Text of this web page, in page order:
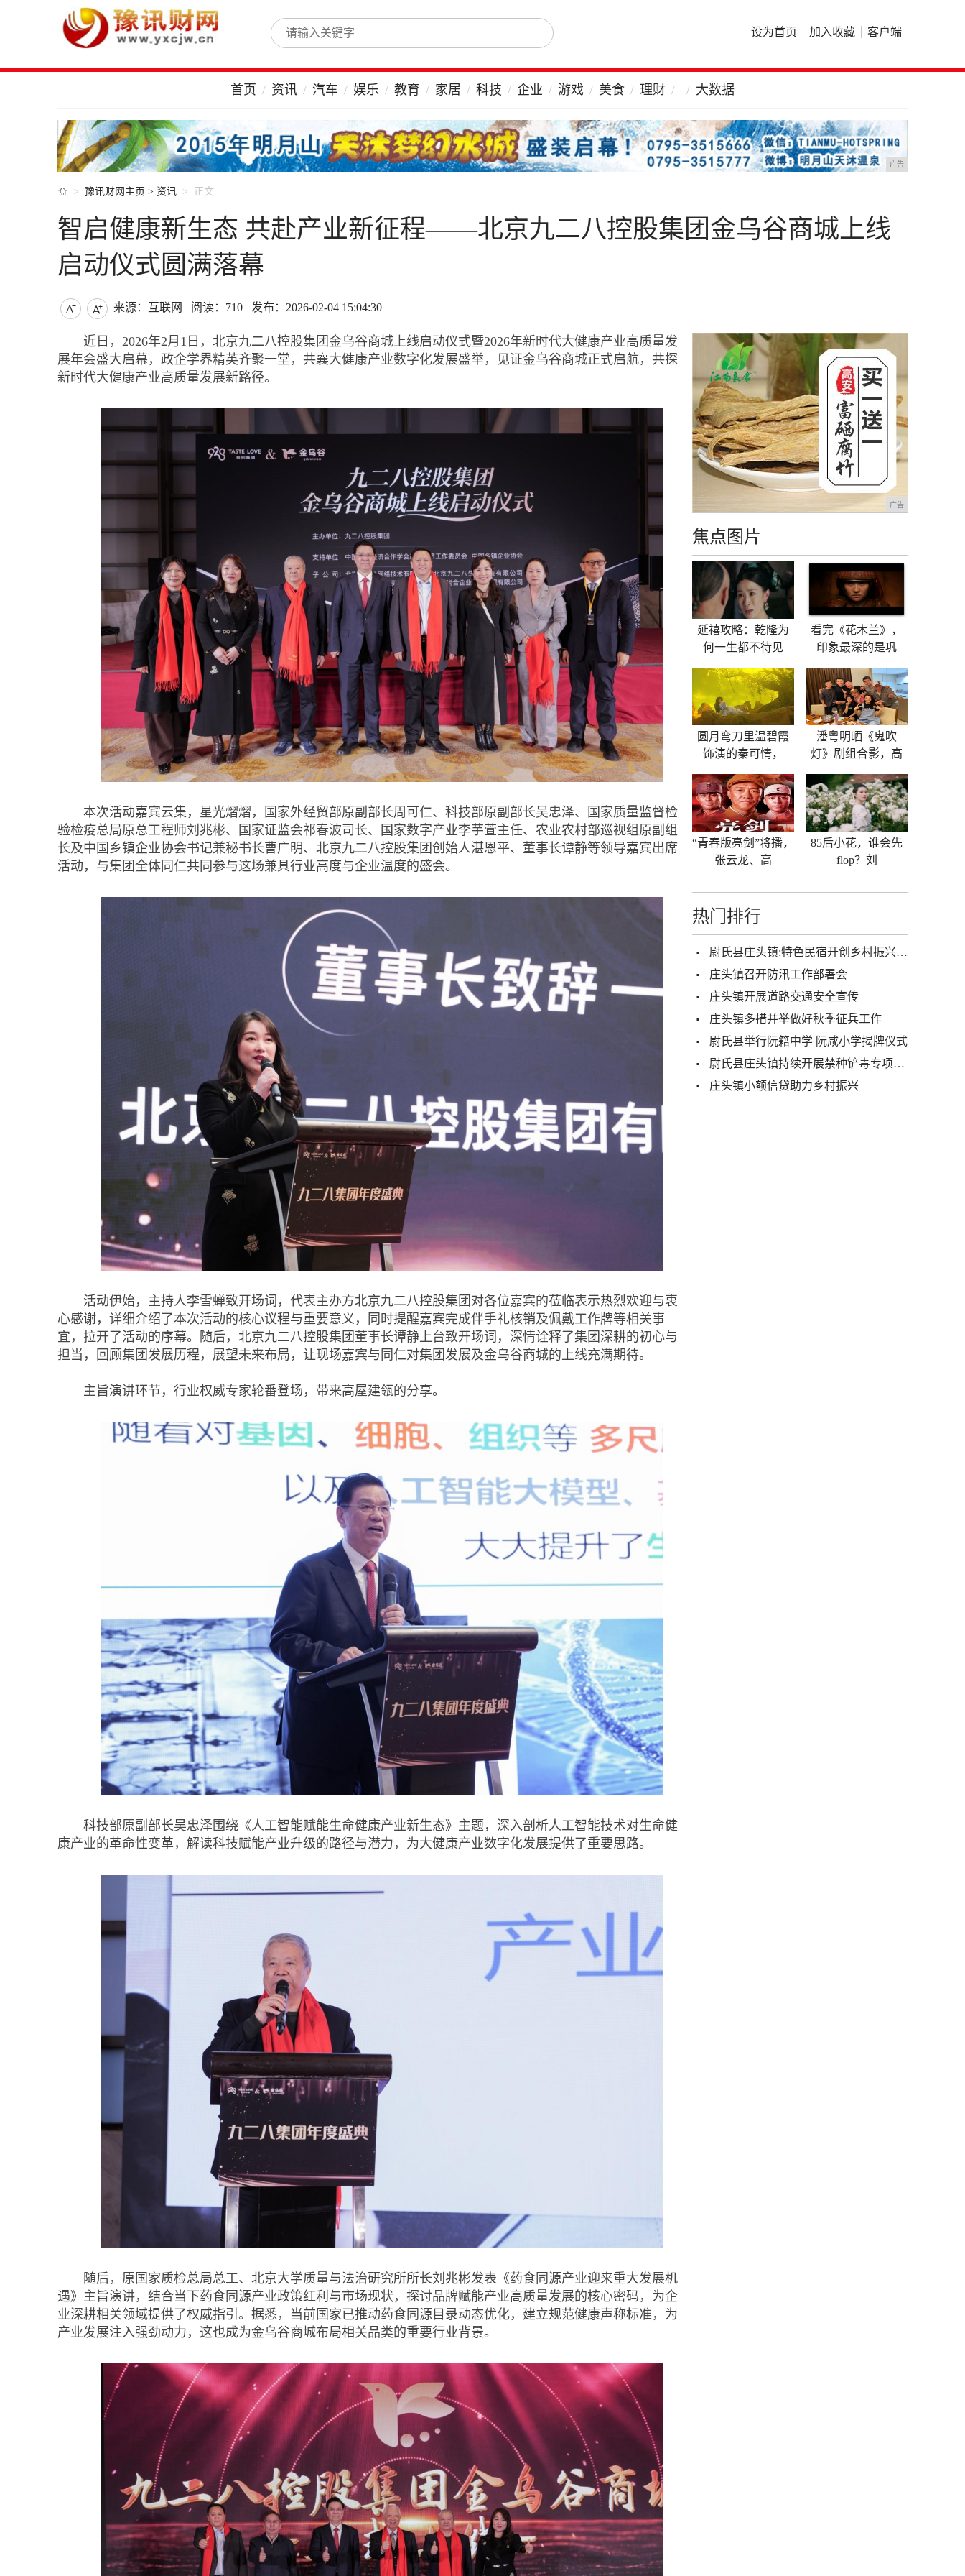
设为首页 加入收藏 客户端
首页 资讯 汽车 娱乐 教育 家居 科技 企业 游戏 美食 理财 大数据
广告
 豫讯财网主页 > 资讯 正文
智启健康新生态 共赴产业新征程——北京九二八控股集团金乌谷商城上线
启动仪式圆满落幕
  来源：互联网 阅读：710 发布：2026-02-04 15:04:30
近日，2026年2月1日，北京九二八控股集团金乌谷商城上线启动仪式暨2026年新时代大健康产业高质量发
展年会盛大启幕，政企学界精英齐聚一堂，共襄大健康产业数字化发展盛举，见证金乌谷商城正式启航，共探
新时代大健康产业高质量发展新路径。
本次活动嘉宾云集，星光熠熠，国家外经贸部原副部长周可仁、科技部原副部长吴忠泽、国家质量监督检
验检疫总局原总工程师刘兆彬、国家证监会祁春波司长、国家数字产业李芋萱主任、农业农村部巡视组原副组
长及中国乡镇企业协会书记兼秘书长曹广明、北京九二八控股集团创始人湛恩平、董事长谭静等领导嘉宾出席
活动，与集团全体同仁共同参与这场兼具行业高度与企业温度的盛会。
活动伊始，主持人李雪蝉致开场词，代表主办方北京九二八控股集团对各位嘉宾的莅临表示热烈欢迎与衷
心感谢，详细介绍了本次活动的核心议程与重要意义，同时提醒嘉宾完成伴手礼核销及佩戴工作牌等相关事
宜，拉开了活动的序幕。随后，北京九二八控股集团董事长谭静上台致开场词，深情诠释了集团深耕的初心与
担当，回顾集团发展历程，展望未来布局，让现场嘉宾与同仁对集团发展及金乌谷商城的上线充满期待。
主旨演讲环节，行业权威专家轮番登场，带来高屋建瓴的分享。
科技部原副部长吴忠泽围绕《人工智能赋能生命健康产业新生态》主题，深入剖析人工智能技术对生命健
康产业的革命性变革，解读科技赋能产业升级的路径与潜力，为大健康产业数字化发展提供了重要思路。
随后，原国家质检总局总工、北京大学质量与法治研究所所长刘兆彬发表《药食同源产业迎来重大发展机
遇》主旨演讲，结合当下药食同源产业政策红利与市场现状，探讨品牌赋能产业高质量发展的核心密码，为企
业深耕相关领域提供了权威指引。据悉，当前国家已推动药食同源目录动态优化，建立规范健康声称标准，为
产业发展注入强劲动力，这也成为金乌谷商城布局相关品类的重要行业背景。
广告
焦点图片
延禧攻略：乾隆为
何一生都不待见
看完《花木兰》，
印象最深的是巩
圆月弯刀里温碧霞
饰演的秦可情，
潘粤明晒《鬼吹
灯》剧组合影，高
“青春版亮剑”将播，
张云龙、高
85后小花，谁会先
flop？刘
热门排行
尉氏县庄头镇:特色民宿开创乡村振兴新局面
庄头镇召开防汛工作部署会
庄头镇开展道路交通安全宣传
庄头镇多措并举做好秋季征兵工作
尉氏县举行阮籍中学 阮咸小学揭牌仪式
尉氏县庄头镇持续开展禁种铲毒专项行动
庄头镇小额信贷助力乡村振兴